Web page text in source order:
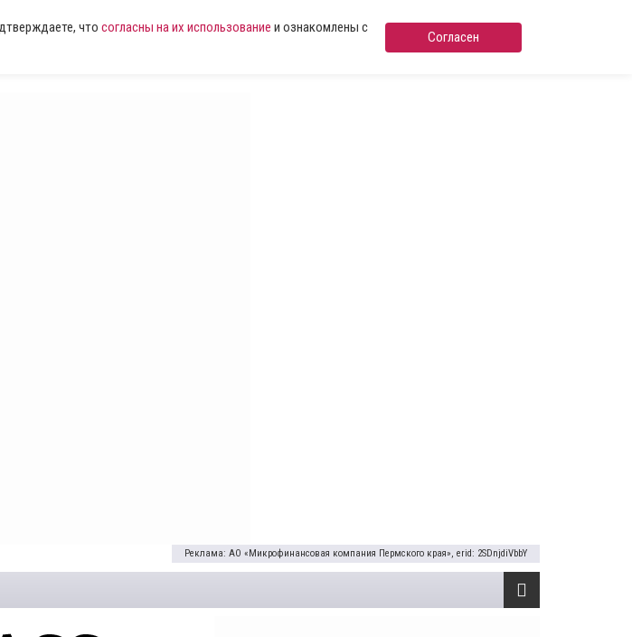
что согласны на их использование и ознакомлены с
Согласен
Реклама: АО «Микрофинансовая компания Пермского края», erid: 2SDnjdiVbbY